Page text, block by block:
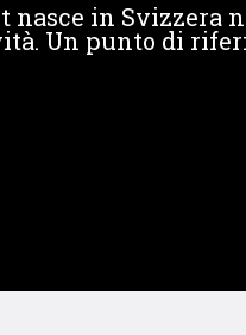
in Svizzera
Un punto di